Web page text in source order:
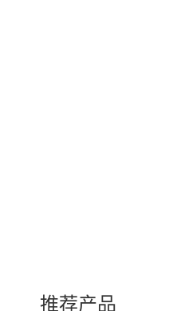
推荐产品